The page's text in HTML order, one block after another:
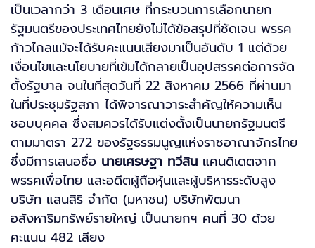
เป็นเวลากว่า 3 เดือนเศษ ที่กระบวนการเลือกนายก
รัฐมนตรีของประเทศไทยยังไม่ได้ข้อสรุปที่ชัดเจน พรรค
ก้าวไกลแม้จะได้รับคะแนนเสียงมาเป็นอันดับ 1 แต่ด้วย
เงื่อนไขและนโยบายที่เข้มได้กลายเป็นอุปสรรคต่อการจัด
ตั้งรัฐบาล จนในที่สุดวันที่ 22 สิงหาคม 2566 ที่ผ่านมา
ในที่ประชุมรัฐสภา ได้พิจารณาวาระสำคัญให้ความเห็น
ชอบบุคคล ซึ่งสมควรได้รับแต่งตั้งเป็นนายกรัฐมนตรี
ตามมาตรา 272 ของรัฐธรรมนูญแห่งราชอาณาจักรไทย
ซึ่งมีการเสนอชื่อ นายเศรษฐา ทวีสิน แคนดิเดตจาก
พรรคเพื่อไทย และอดีตผู้ถือหุ้นและผู้บริหารระดับสูง
บริษัท แสนสิริ จำกัด (มหาชน) บริษัทพัฒนา
อสังหาริมทรัพย์รายใหญ่ เป็นนายกฯ คนที่ 30 ด้วย
คะแนน 482 เสียง